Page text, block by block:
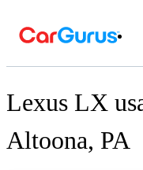
Lexus LX
Altoona, PA